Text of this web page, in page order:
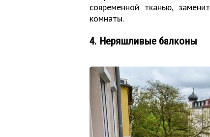
современной тканью,
комнаты.
4. Неряшливые балконы